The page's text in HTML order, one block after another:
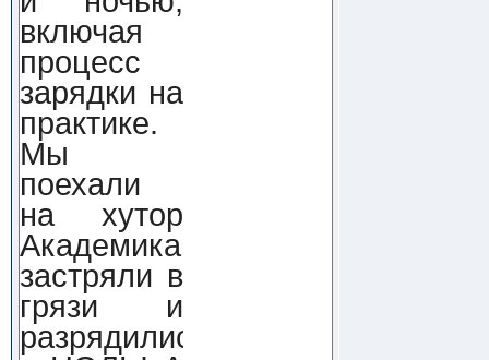
включая
процесс
зарядки на
практике.
Мы
поехали
на хутор
Академика,
застряли в
грязи и
разрядились